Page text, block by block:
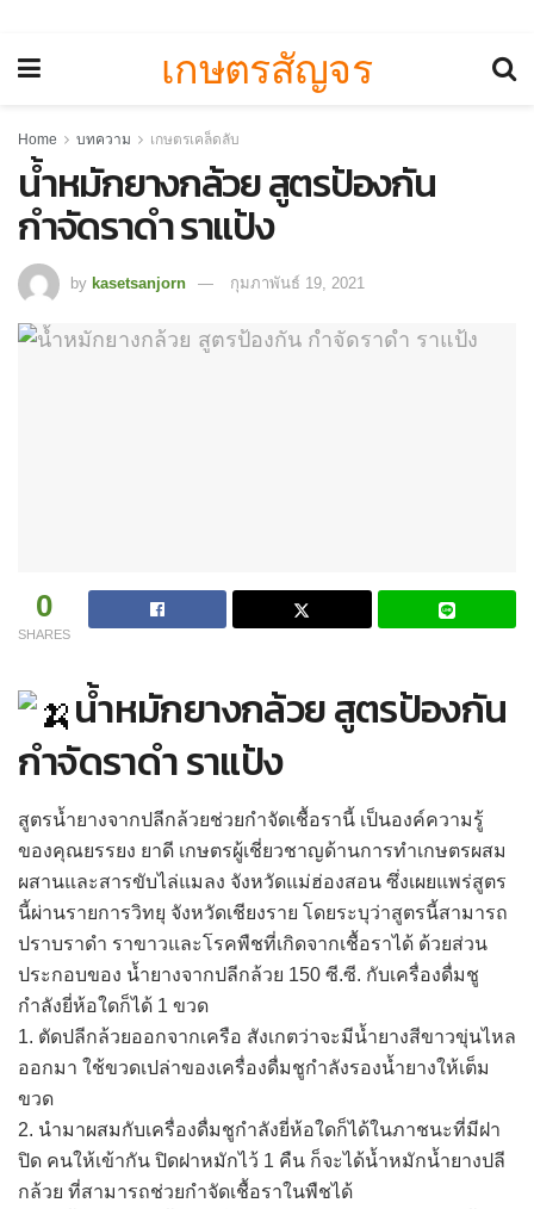
เกษตรสัญจร
Home บทความ เกษตรเคล็ดลับ
น้ำหมักยางกล้วย สูตรป้องกัน
กำจัดราดำ ราแป้ง
by kasetsanjorn กุมภาพันธ์ 19, 2021
0
SHARES
น้ำหมักยางกล้วย สูตรป้องกัน
กำจัดราดำ ราแป้ง
สูตรน้ำยางจากปลีกล้วยช่วยกำจัดเชื้อรานี้ เป็นองค์ความรู้
ของคุณยรรยง ยาดี เกษตรผู้เชี่ยวชาญด้านการทำเกษตรผสม
ผสานและสารขับไล่แมลง จังหวัดแม่ฮ่องสอน ซึ่งเผยแพร่สูตร
นี้ผ่านรายการวิทยุ จังหวัดเชียงราย โดยระบุว่าสูตรนี้สามารถ
ปราบราดำ ราขาวและโรคพืชที่เกิดจากเชื้อราได้ ด้วยส่วน
ประกอบของ น้ำยางจากปลีกล้วย 150 ซี.ซี. กับเครื่องดื่มชู
กำลังยี่ห้อใดก็ได้ 1 ขวด
1. ตัดปลีกล้วยออกจากเครือ สังเกตว่าจะมีน้ำยางสีขาวขุ่นไหล
ออกมา ใช้ขวดเปล่าของเครื่องดื่มชูกำลังรองน้ำยางให้เต็ม
ขวด
2. นำมาผสมกับเครื่องดื่มชูกำลังยี่ห้อใดก็ได้ในภาชนะที่มีฝา
ปิด คนให้เข้ากัน ปิดฝาหมักไว้ 1 คืน ก็จะได้น้ำหมักน้ำยางปลี
กล้วย ที่สามารถช่วยกำจัดเชื้อราในพืชได้